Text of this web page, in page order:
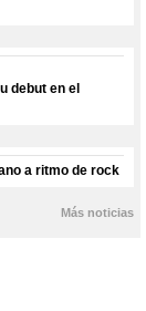
debut en el
a ritmo de rock
Más noticias